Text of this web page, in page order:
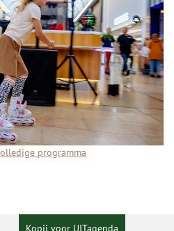
programma
Kopij voor UITagenda